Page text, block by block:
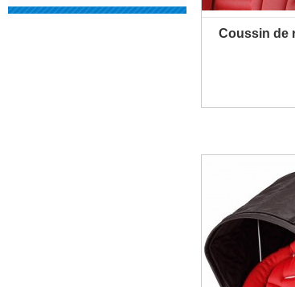
Coussin de
PLUS